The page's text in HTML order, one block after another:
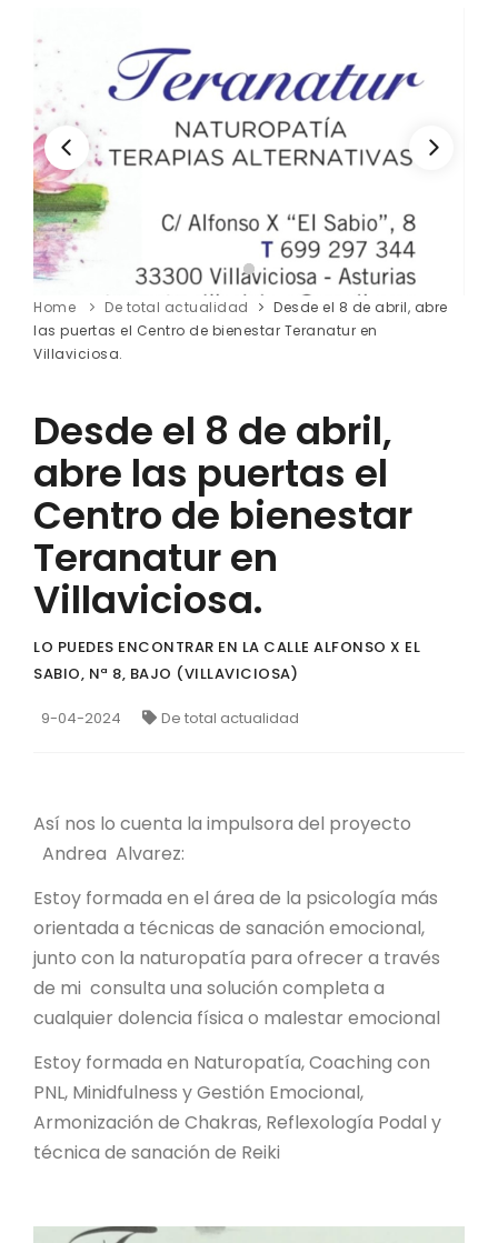
Home De total actualidad
Desde el 8 de abril, abre
las puertas el Centro de bienestar Teranatur en
Villaviciosa.
Desde el 8 de abril,
abre las puertas el
Centro de bienestar
Teranatur en
Villaviciosa.
LO PUEDES ENCONTRAR EN LA CALLE ALFONSO X EL
SABIO, Nª 8, BAJO (VILLAVICIOSA)
9-04-2024 De total actualidad
Así nos lo cuenta la impulsora del proyecto
Andrea Alvarez:
Estoy formada en el área de la psicología más
orientada a técnicas de sanación emocional,
junto con la naturopatía para ofrecer a través
de mi consulta una solución completa a
cualquier dolencia física o malestar emocional
Estoy formada en Naturopatía, Coaching con
PNL, Minidfulness y Gestión Emocional,
Armonización de Chakras, Reflexología Podal y
técnica de sanación de Reiki